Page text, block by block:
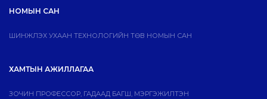
НОМЫН САН
ШИНЖЛЭХ УХААН ТЕХНОЛОГИЙН ТӨВ НОМЫН САН
ХАМТЫН АЖИЛЛАГАА
ЗОЧИН ПРОФЕССОР, ГАДААД БАГШ, МЭРГЭЖИЛТЭН